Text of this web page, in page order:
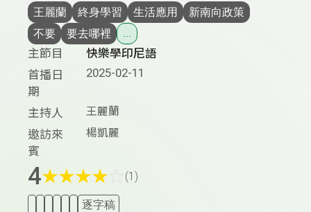
王麗蘭 終身學習 生活應用
新南向政策
不要
要去哪裡
主節目
快樂學印尼語
首播日
期
2025-02-11
主持人 王麗蘭
邀訪來
賓
楊凱麗
4★★★★ (1)
逐字稿